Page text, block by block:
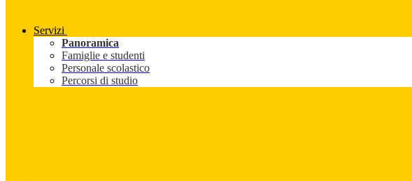
Servizi
Panoramica
Famiglie e studenti
Personale scolastico
Percorsi di studio